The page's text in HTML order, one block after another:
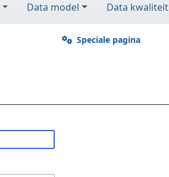
Data model Data kwaliteit
Speciale pagina